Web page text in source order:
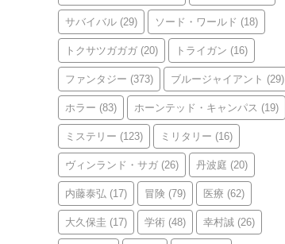
サバイバル (29) ソード・ワールド (18)
トクサツガガガ (20) トライガン (16)
ファンタジー (373) ブルージャイアント (29)
ホラー (83) ホーンテッド・キャンパス (19)
ミステリー (123) ミリタリー (16)
ヴィンランド・サガ (26) 丹波庭 (20)
内藤泰弘 (17) 冒険 (79) 医療 (62)
大久保圭 (17) 学術 (48) 幸村誠 (26)